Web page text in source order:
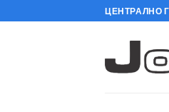
to
ЦЕНТРАЛНО